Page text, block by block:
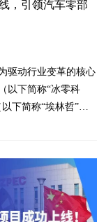
，引领汽车零部
驱动行业变革的核心
以下简称“冰零科
下简称“埃林哲”）